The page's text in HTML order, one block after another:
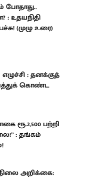
போதாது..
: உதயநிதி
(முழு உரை)
: தனக்குத்
கொண்ட
ரூ.2,500 பற்றி
: தங்கம்
அறிக்கை: